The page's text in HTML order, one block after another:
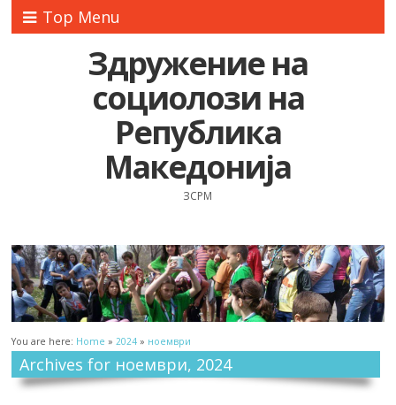
Top Menu
Здружение на
социолози на
Република
Македонија
ЗСРМ
You are here: Home » 2024 » ноември
Archives for ноември, 2024